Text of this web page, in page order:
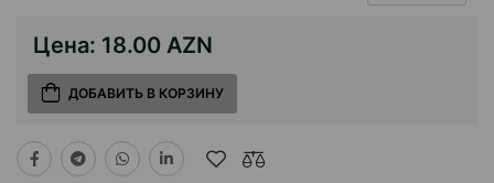
Цена: 18.00 AZN
ДОБАВИТЬ В КОРЗИНУ